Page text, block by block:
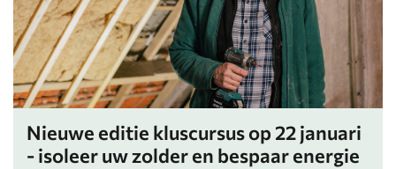
Nieuwe editie kluscursus op 22 januari
- isoleer uw zolder en bespaar energie